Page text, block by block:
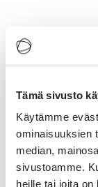
Tämä sivusto
Käytämme
ominaisuuksien
median,
sivustoamme.
heille tai joita
Jos tarvitset